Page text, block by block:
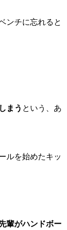
ンチに忘れると
まう という、あ
ルを始めたキッ
輩がハンドボー